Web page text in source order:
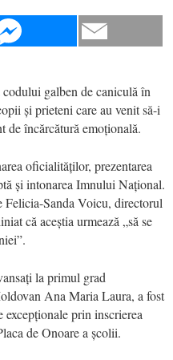
galben de caniculă în
și prieteni care au venit să-i
de încărcătură emoțională.
oficialităților, prezentarea
și intonarea Imnului Național.
Felicia-Sanda Voicu, directorul
că aceștia urmează „să se
la primul grad
Ana Maria Laura, a fost
excepționale prin inscrierea
de Onoare a școlii.